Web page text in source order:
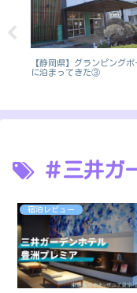
【静岡県】グランピングポ
に泊まってきた③
＃三井ガ
宿泊レビュー